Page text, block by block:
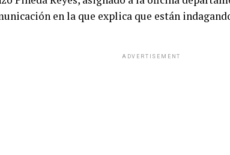
en la que explica que están
ADVERTISEMENT